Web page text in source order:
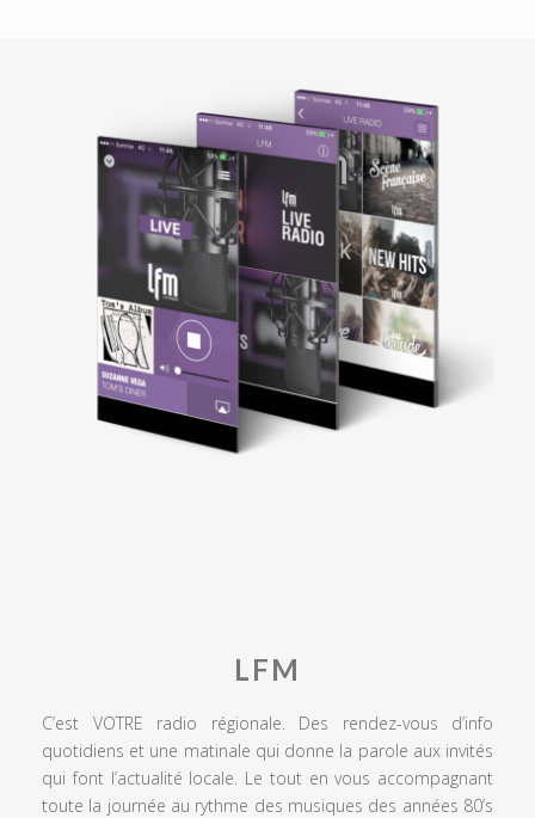
LFM
C’est VOTRE radio régionale. Des rendez-vous d’info
quotidiens et une matinale qui donne la parole aux invités
qui font l’actualité locale. Le tout en vous accompagnant
toute la journée au rythme des musiques des années 80’s